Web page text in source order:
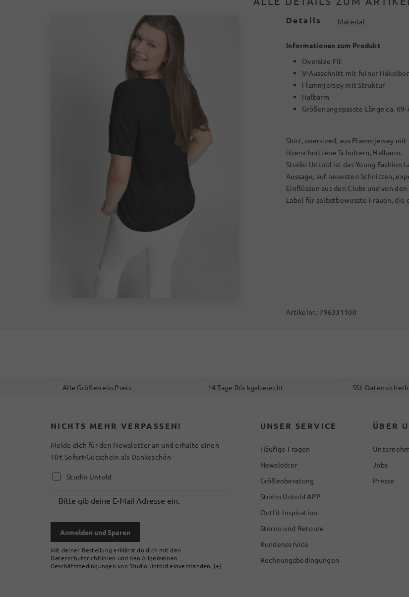
Details Material
Informationen zum Produkt
Oversize Fit
V-Ausschnitt mit feiner
Flammjersey mit Struktur
Halbarm
Größenangepasste Länge ca. 69-
Shirt, oversized, aus Flammjersey
überschnittene Schultern, Halbarm.
Studio Untold ist das Young Fashion
Aussage, auf neuesten Schnitten,
Einflüssen aus den Clubs und von
Label für selbstbewusste Frauen,
Artikelnr.: 796331100
Alle Größen ein Preis 14 Tage Rückgaberecht SSL
NICHTS MEHR VERPASSEN!
Melde dich für den Newsletter an und erhalte einen
10€ Sofort-Gutschein als Dankeschön
Studio Untold
Anmelden und Sparen
Mit deiner Bestellung erklärst du dich mit den
Datenschutzrichtlinien und den Allgemeinen
Geschäftsbedingungen von Studio Untold einverstanden. [+]
UNSER SERVICE
Häufige Fragen
Newsletter
Größenberatung
Studio Untold APP
Outfit Inspiration
Storno und Retoure
Kundenservice
Rechnungsbedingungen
ÜBER
Jobs
Presse